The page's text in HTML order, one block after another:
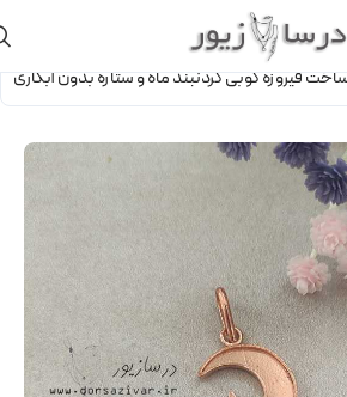
فیروزه کوبی گردنبند ماه و ستاره بدون آبکاری